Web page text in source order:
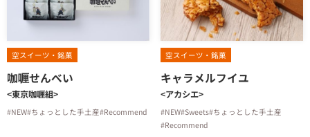
空スイーツ・銘菓
咖喱せんべい
<東京咖喱組>
#NEW#ちょっとした手土産#Recommend
空スイーツ・銘菓
キャラメルフイユ
<アカシエ>
#NEW#Sweets#ちょっとした手土産
#Recommend